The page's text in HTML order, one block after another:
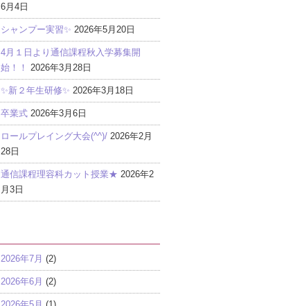
6月4日
シャンプー実習✨ 2026年5月20日
4月１日より通信課程秋入学募集開
始！！
2026年3月28日
✨新２年生研修✨ 2026年3月18日
卒業式 2026年3月6日
ロールプレイング大会(^^)/ 2026年2月
28日
通信課程理容科カット授業★ 2026年2
月3日
2026年7月 (2)
2026年6月 (2)